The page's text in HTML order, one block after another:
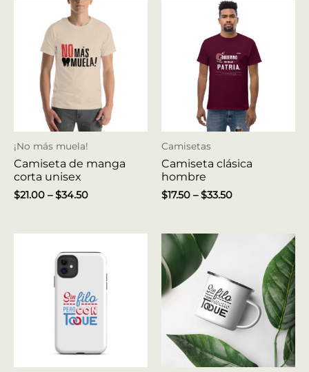
¡No más muela!
Camiseta de manga
corta unisex
$21.00 –$34.50
Camisetas
Camiseta clásica
hombre
$17.50 –$33.50